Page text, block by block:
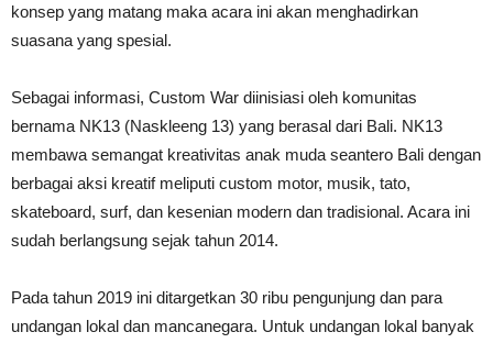
konsep yang matang maka acara ini akan menghadirkan
suasana yang spesial.
Sebagai informasi, Custom War diinisiasi oleh komunitas
bernama NK13 (Naskleeng 13) yang berasal dari Bali. NK13
membawa semangat kreativitas anak muda seantero Bali dengan
berbagai aksi kreatif meliputi custom motor, musik, tato,
skateboard, surf, dan kesenian modern dan tradisional. Acara ini
sudah berlangsung sejak tahun 2014.
Pada tahun 2019 ini ditargetkan 30 ribu pengunjung dan para
undangan lokal dan mancanegara. Untuk undangan lokal banyak